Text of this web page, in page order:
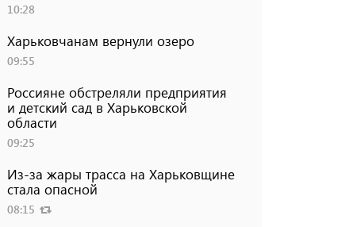
10:28
Харьковчанам вернули озеро
09:55
Россияне обстреляли предприятия
и детский сад в Харьковской
области
09:25
Из-за жары трасса на Харьковщине
стала опасной
08:15